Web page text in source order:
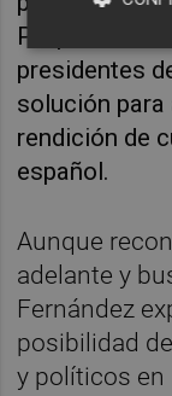
Propone la
presidentes
solución para
rendición de
español.
Aunque
adelante y
Fernández
posibilidad
y políticos en